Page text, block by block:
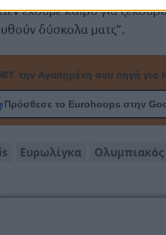
έχουμε καιρό για
δύσκολα ματς”.
την Αγαπημένη σου πηγή
Πρόσθεσε το Eurohoops στην
Ευρωλίγκα Ολυμπιακός